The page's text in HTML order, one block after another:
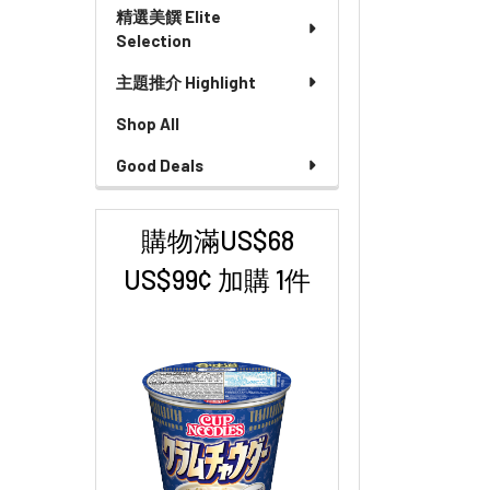
精選美饌 Elite
Selection
主題推介 Highlight
Shop All
Good Deals
購物滿US$68
US$99¢ 加購 1件